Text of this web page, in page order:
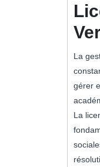
La
gérer
La